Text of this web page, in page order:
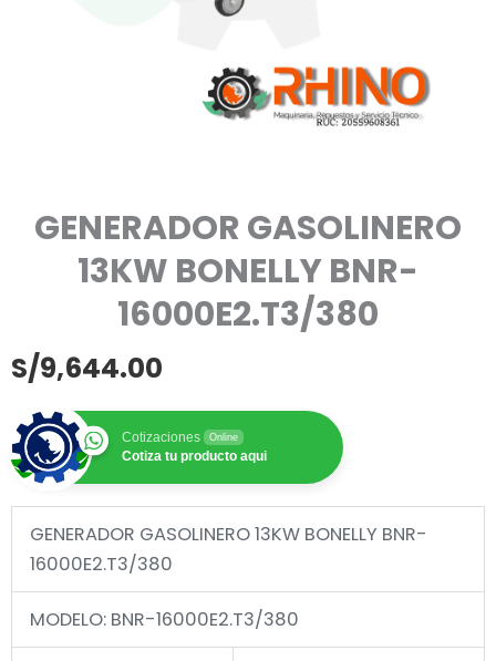
GENERADOR GASOLINERO
13KW BONELLY BNR-
16000E2.T3/380
S/9,644.00
Cotizaciones Online
Cotiza tu producto aqui
GENERADOR GASOLINERO 13KW BONELLY BNR-
16000E2.T3/380
MODELO: BNR-16000E2.T3/380